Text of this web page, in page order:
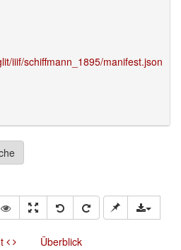
iiif/schiffmann_1895/manifest.json
Überblick